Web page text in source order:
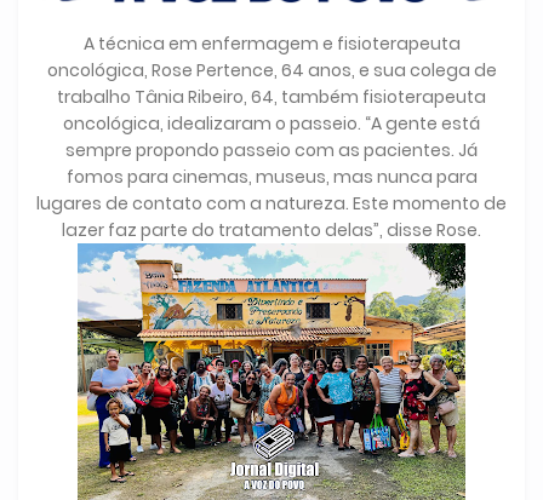
A técnica em enfermagem e fisioterapeuta
oncológica, Rose Pertence, 64 anos, e sua colega de
trabalho Tânia Ribeiro, 64, também fisioterapeuta
oncológica, idealizaram o passeio. “A gente está
sempre propondo passeio com as pacientes. Já
fomos para cinemas, museus, mas nunca para
lugares de contato com a natureza. Este momento de
lazer faz parte do tratamento delas”, disse Rose.